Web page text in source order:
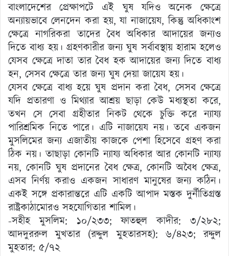
বাংলাদেশের প্রেক্ষাপটে এই ঘুষ যদিও অনেক ক্ষেত্রে
অন্যায়ভাবে লেনদেন করা হয়, যা নাজায়েয, কিন্তু অধিকাংশ
ক্ষেত্রে নাগরিকরা তাদের বৈধ অধিকার আদায়ের জন্যও
দিতে বাধ্য হয়। গ্রহণকারীর জন্য ঘুষ সর্বাবস্থায় হারাম হলেও
যেসব ক্ষেত্রে দাতা তার বৈধ হক আদায়ের জন্য দিতে বাধ্য
হন, সেসব ক্ষেত্রে তার জন্য ঘুষ দেয়া জায়েয হয়।
যেসব ক্ষেত্রে বাধ্য হয়ে ঘুষ প্রদান করা বৈধ, সেসব ক্ষেত্রে
যদি প্রতারণা ও মিথ্যার আশ্রয় ছাড়া কেউ মধ্যস্থতা করে,
তখন সে সেবা গ্রহীতার নিকট থেকে চুক্তি করে ন্যায্য
পারিশ্রমিক নিতে পারে। এটি নাজায়েয নয়। তবে একজন
মুসলিমের জন্য এজাতীয় কাজকে পেশা হিসেবে গ্রহণ করা
ঠিক নয়। তাছাড়া কোনটি ন্যায্য অধিকার আর কোনটি ন্যায্য
নয়, কোনটি ঘুষ প্রদানের বৈধ ক্ষেত্র, কোনটি অবৈধ ক্ষেত্র,
এসব নির্ণয় করাও একজন সাধারণ মানুষের জন্য কঠিন।
একই সঙ্গে প্রকারান্তরে এটি একটি আপাদ মস্তক দুর্নীতিগ্রস্ত
রাষ্ট্রকাঠামোরও সহযোগিতার শামিল।
-সহীহ মুসলিম: ১০/২৩৩; ফাতহুল কাদীর: ৩/২৮২;
আদদুররুল মুখতার (রদ্দুল মুহতারসহ): ৬/৪২৩; রদ্দুল
মুহতার: ৫/৭২